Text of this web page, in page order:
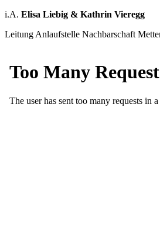
i.A. Elisa Liebig & Kathrin Vieregg
Leitung Anlaufstelle Nachbarschaft